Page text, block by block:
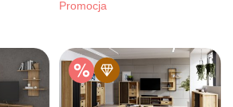
Promocja